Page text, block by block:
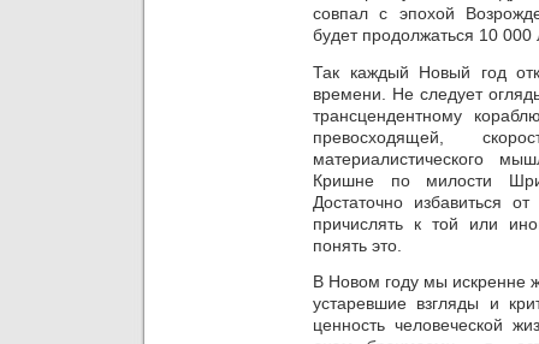
совпал с эпохой
будет продолжаться 10 000
Так каждый Новый год
времени. Не следует
трансцендентному
превосходящей,
материалистического
Кришне по милости
Достаточно избавиться
причислять к той или
понять это.
В Новом году мы искренне
устаревшие взгляды и
ценность человеческой